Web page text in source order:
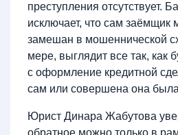
преступления отсутствует.
исключает, что сам заёмщик
замешан в мошеннической
мере, выглядит все так, как
с оформление кредитной
сам или совершена она была
Юрист Динара Жабутова
обратное можно только в